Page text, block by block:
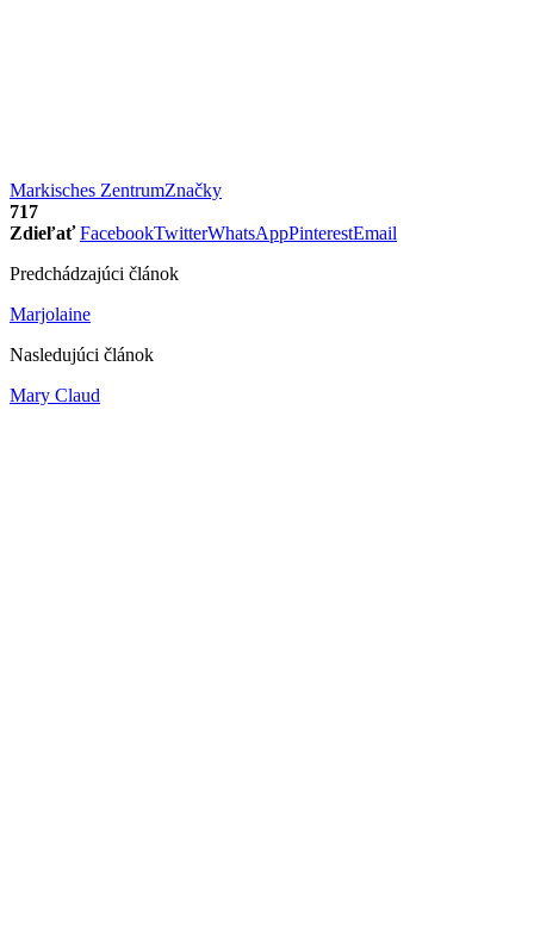
Markisches ZentrumZnačky
717
Zdieľať FacebookTwitterWhatsAppPinterestEmail
Predchádzajúci článok
Marjolaine
Nasledujúci článok
Mary Claud